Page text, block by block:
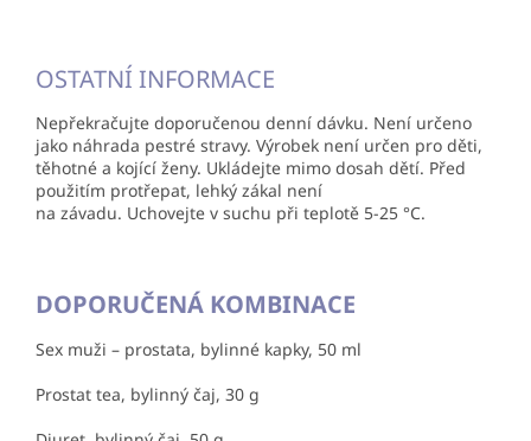
OSTATNÍ INFORMACE
Nepřekračujte doporučenou denní dávku. Není určeno
jako náhrada pestré stravy. Výrobek není určen pro děti,
těhotné a kojící ženy. Ukládejte mimo dosah dětí. Před
použitím protřepat, lehký zákal není
na závadu. Uchovejte v suchu při teplotě 5-25 °C.
DOPORUČENÁ KOMBINACE
Sex muži – prostata, bylinné kapky, 50 ml
Prostat tea, bylinný čaj, 30 g